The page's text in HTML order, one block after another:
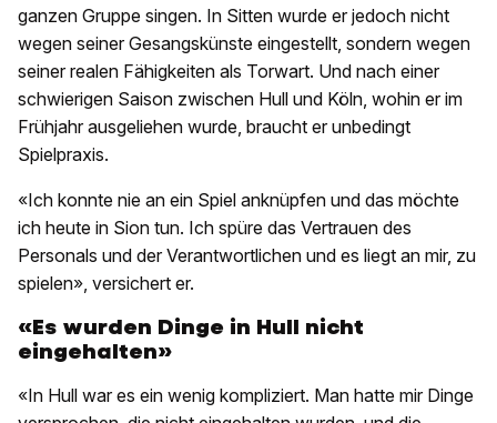
ganzen Gruppe singen. In Sitten wurde er jedoch nicht
wegen seiner Gesangskünste eingestellt, sondern wegen
seiner realen Fähigkeiten als Torwart. Und nach einer
schwierigen Saison zwischen Hull und Köln, wohin er im
Frühjahr ausgeliehen wurde, braucht er unbedingt
Spielpraxis.
«Ich konnte nie an ein Spiel anknüpfen und das möchte
ich heute in Sion tun. Ich spüre das Vertrauen des
Personals und der Verantwortlichen und es liegt an mir, zu
spielen», versichert er.
«Es wurden Dinge in Hull nicht
eingehalten»
«In Hull war es ein wenig kompliziert. Man hatte mir Dinge